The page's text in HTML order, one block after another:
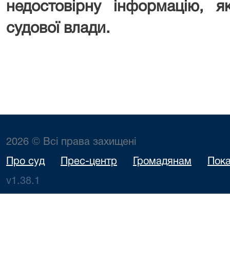
недостовірну інформацію,
судової влади.
2026 © Всі права захищені
Про суд Прес-центр Громадянам
v1.38.1